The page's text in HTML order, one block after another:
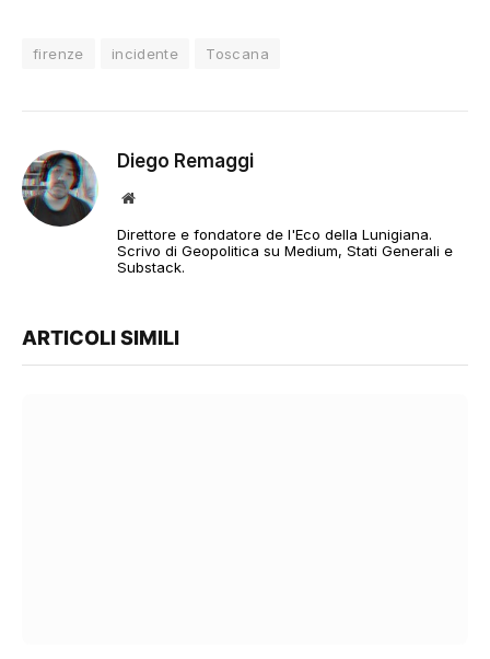
firenze incidente Toscana
Diego Remaggi
Sito
Direttore e fondatore de l'Eco della Lunigiana.
Scrivo di Geopolitica su Medium, Stati Generali e
Substack.
ARTICOLI SIMILI